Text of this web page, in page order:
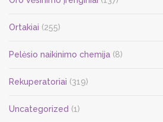
Ortakiai (255)
Pelėsio naikinimo chemija (8)
Rekuperatoriai (319)
Uncategorized (1)